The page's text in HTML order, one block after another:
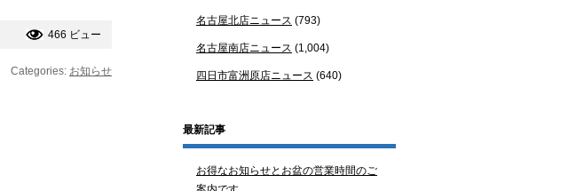
466 ビュー
Categories: お知らせ
名古屋北店ニュース (793)
名古屋南店ニュース (1,004)
四日市富洲原店ニュース (640)
最新記事
お得なお知らせとお盆の営業時間のご